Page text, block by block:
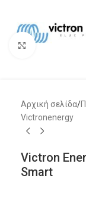
Μεγέθυνση
Αρχική σελίδα/
Victronenergy
Victron
Smart